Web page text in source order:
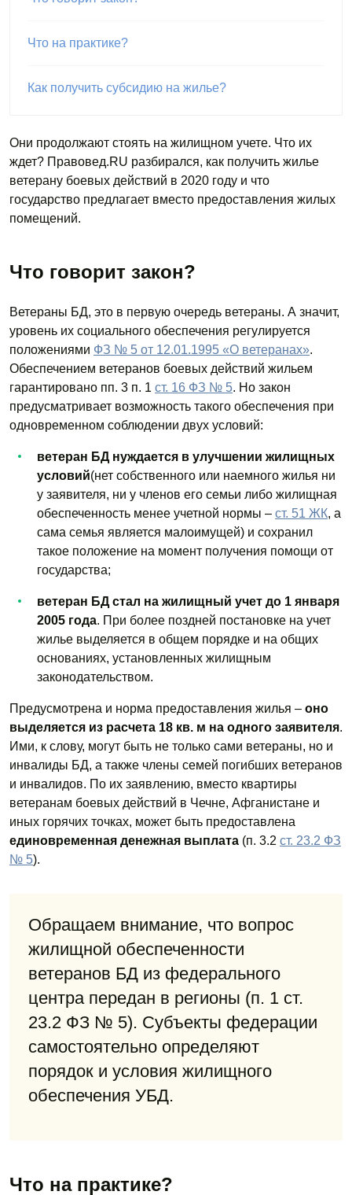
Что на практике?
Как получить субсидию на жилье?
Они продолжают стоять на жилищном учете. Что их
ждет? Правовед.RU разбирался, как получить жилье
ветерану боевых действий в 2020 году и что
государство предлагает вместо предоставления жилых
помещений.
Что говорит закон?
Ветераны БД, это в первую очередь ветераны. А значит,
уровень их социального обеспечения регулируется
положениями ФЗ № 5 от 12.01.1995 «О ветеранах».
Обеспечением ветеранов боевых действий жильем
гарантировано пп. 3 п. 1 ст. 16 ФЗ № 5. Но закон
предусматривает возможность такого обеспечения при
одновременном соблюдении двух условий:
ветеран БД нуждается в улучшении жилищных
условий(нет собственного или наемного жилья ни
у заявителя, ни у членов его семьи либо жилищная
обеспеченность менее учетной нормы – ст. 51 ЖК, а
сама семья является малоимущей) и сохранил
такое положение на момент получения помощи от
государства;
ветеран БД стал на жилищный учет до 1 января
2005 года. При более поздней постановке на учет
жилье выделяется в общем порядке и на общих
основаниях, установленных жилищным
законодательством.
Предусмотрена и норма предоставления жилья – оно
выделяется из расчета 18 кв. м на одного заявителя.
Ими, к слову, могут быть не только сами ветераны, но и
инвалиды БД, а также члены семей погибших ветеранов
и инвалидов. По их заявлению, вместо квартиры
ветеранам боевых действий в Чечне, Афганистане и
иных горячих точках, может быть предоставлена
единовременная денежная выплата (п. 3.2 ст. 23.2 ФЗ
№ 5).
Обращаем внимание, что вопрос
жилищной обеспеченности
ветеранов БД из федерального
центра передан в регионы (п. 1 ст.
23.2 ФЗ № 5). Субъекты федерации
самостоятельно определяют
порядок и условия жилищного
обеспечения УБД.
Что на практике?